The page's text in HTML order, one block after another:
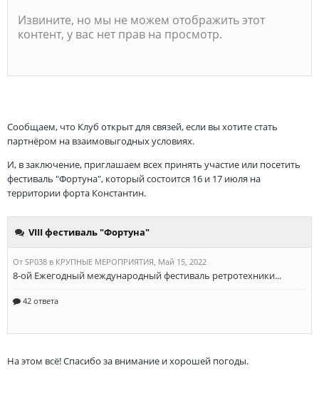
Сообщаем, что Клуб открыт для связей, если вы хотите стать
партнёром на взаимовыгодных условиях.
И, в заключение, приглашаем всех принять участие или посетить
фестиваль "Фортуна", который состоится 16 и 17 июля на
территории форта Константин.
На этом всё! Спасибо за внимание и хорошей погоды.